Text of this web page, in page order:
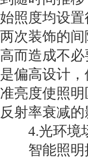
始照度均设
两次装饰的
高而造成不
是偏高设计
准亮度使照
反射率衰减
4.光环境
智能照明控